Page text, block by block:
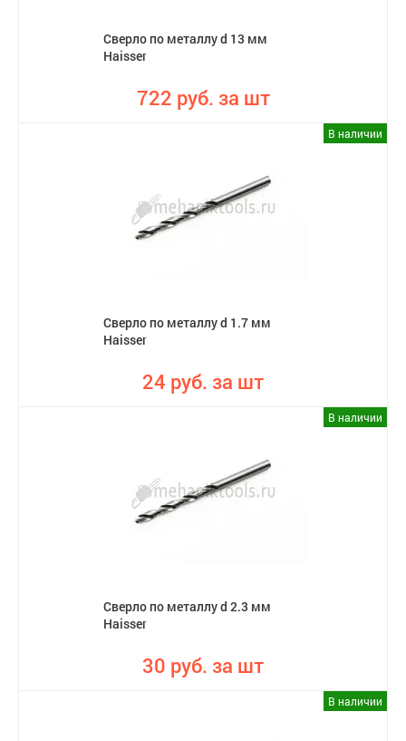
Сверло по металлу d 13 мм
Haisser
722 руб. за шт
В наличии
Сверло по металлу d 1.7 мм
Haisser
24 руб. за шт
В наличии
Сверло по металлу d 2.3 мм
Haisser
30 руб. за шт
В наличии